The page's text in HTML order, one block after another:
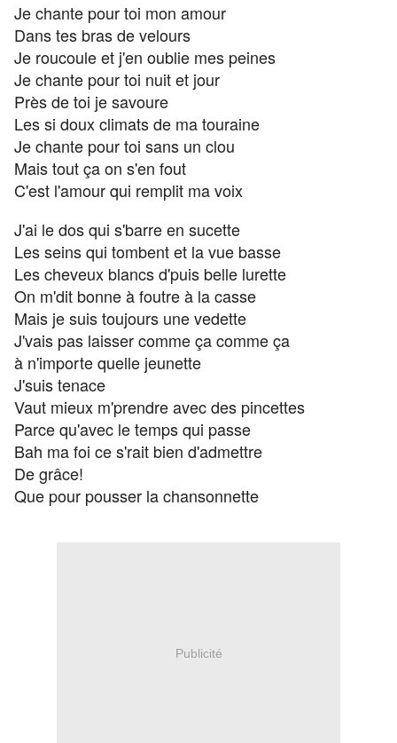
Je chante pour toi mon amour
Dans tes bras de velours
Je roucoule et j'en oublie mes peines
Je chante pour toi nuit et jour
Près de toi je savoure
Les si doux climats de ma touraine
Je chante pour toi sans un clou
Mais tout ça on s'en fout
C'est l'amour qui remplit ma voix
J'ai le dos qui s'barre en sucette
Les seins qui tombent et la vue basse
Les cheveux blancs d'puis belle lurette
On m'dit bonne à foutre à la casse
Mais je suis toujours une vedette
J'vais pas laisser comme ça comme ça
à n'importe quelle jeunette
J'suis tenace
Vaut mieux m'prendre avec des pincettes
Parce qu'avec le temps qui passe
Bah ma foi ce s'rait bien d'admettre
De grâce!
Que pour pousser la chansonnette
Publicité